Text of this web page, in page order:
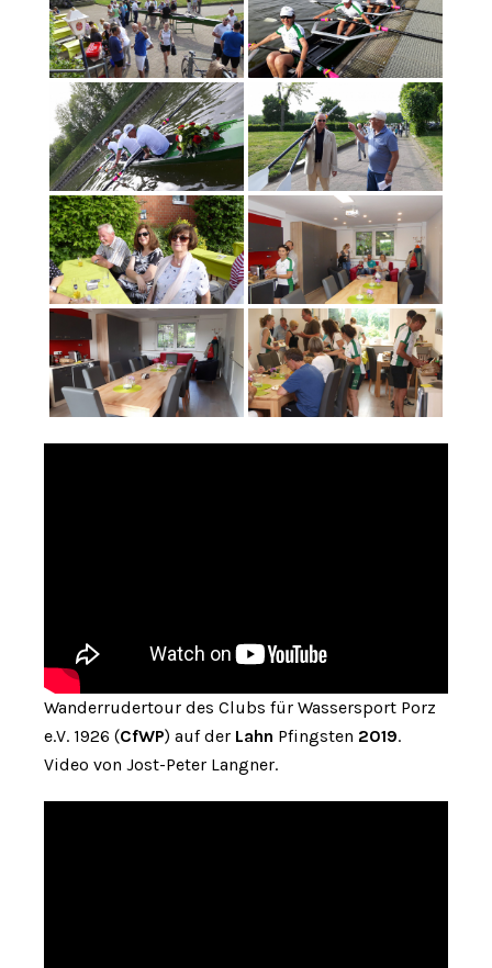
Wanderrudertour des Clubs für Wassersport Porz
e.V. 1926 (CfWP) auf der Lahn Pfingsten 2019.
Video von Jost-Peter Langner.